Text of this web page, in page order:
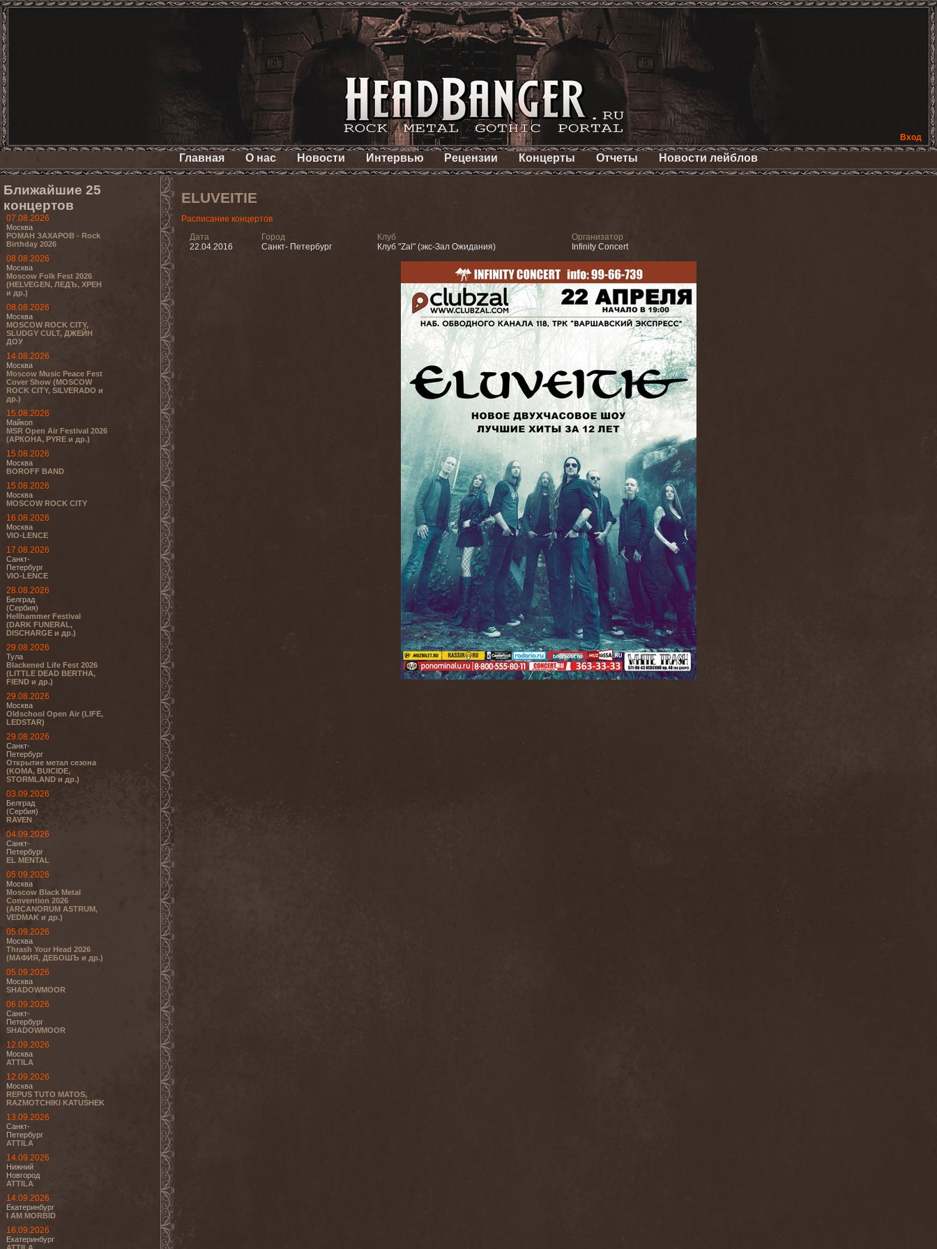
Вход
Главная О нас Новости Интервью Рецензии Концерты Отчеты Новости лейблов
Ближайшие 25
концертов
07.08.2026
Москва
РОМАН ЗАХАРОВ - Rock
Birthday 2026
08.08.2026
Москва
Moscow Folk Fest 2026
(HELVEGEN, ЛЕДЪ, ХРЕН
и др.)
08.08.2026
Москва
MOSCOW ROCK CITY,
SLUDGY CULT, ДЖЕЙН
ДОУ
14.08.2026
Москва
Moscow Music Peace Fest
Cover Show (MOSCOW
ROCK CITY, SILVERADO и
др.)
15.08.2026
Майкоп
MSR Open Air Festival 2026
(АРКОНА, PYRE и др.)
15.08.2026
Москва
BOROFF BAND
15.08.2026
Москва
MOSCOW ROCK CITY
16.08.2026
Москва
VIO-LENCE
17.08.2026
Санкт-
Петербург
VIO-LENCE
28.08.2026
Белград
(Сербия)
Hellhammer Festival
(DARK FUNERAL,
DISCHARGE и др.)
29.08.2026
Тула
Blackened Life Fest 2026
(LITTLE DEAD BERTHA,
FIEND и др.)
29.08.2026
Москва
Oldschool Open Air (LIFE,
LEDSTAR)
29.08.2026
Санкт-
Петербург
Открытие метал сезона
(KOMA, BUICIDE,
STORMLAND и др.)
03.09.2026
Белград
(Сербия)
RAVEN
04.09.2026
Санкт-
Петербург
EL MENTAL
05.09.2026
Москва
Moscow Black Metal
Convention 2026
(ARCANORUM ASTRUM,
VEDMAK и др.)
05.09.2026
Москва
Thrash Your Head 2026
(МАФИЯ, ДЕБОШЪ и др.)
05.09.2026
Москва
SHADOWMOOR
06.09.2026
Санкт-
Петербург
SHADOWMOOR
12.09.2026
Москва
ATTILA
12.09.2026
Москва
REPUS TUTO MATOS,
RAZMOTCHIKI KATUSHEK
13.09.2026
Санкт-
Петербург
ATTILA
14.09.2026
Нижний
Новгород
ATTILA
14.09.2026
Екатеринбург
I AM MORBID
16.09.2026
Екатеринбург
ELUVEITIE
Расписание концертов
Дата
22.04.2016
Город
Санкт- Петербург
Клуб
Клуб "Zal" (экс-Зал Ожидания)
Организатор
Infinity Concert